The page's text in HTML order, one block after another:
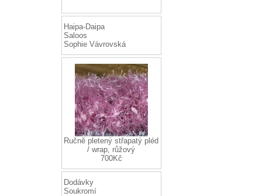
Haipa-Daipa
Saloos
Sophie Vávrovská
Ručně pletený střapatý pléd
/ wrap, růžový
700Kč
Dodávky
Soukromí